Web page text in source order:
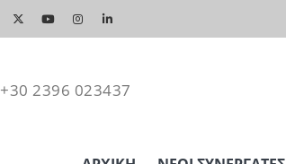
+30 2396 023437